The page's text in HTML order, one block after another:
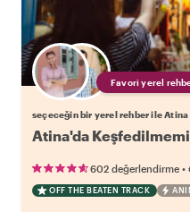
Favori yerel
seçeceğin bir yerel rehber ile
Atina'da
602 değerlendirme •
OFF THE BEATEN TRACK